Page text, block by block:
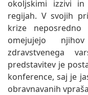
okoljskimi izzivi
regijah. V svojih
krize
omejujejo
zdravstvenega
predstavitev je
konference, saj je
obravnavanih